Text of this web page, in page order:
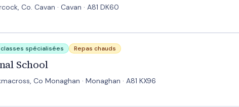
Co. Cavan · Cavan · A81 DK60
spécialisées Repas chauds
School
Co Monaghan · Monaghan · A81 KX96